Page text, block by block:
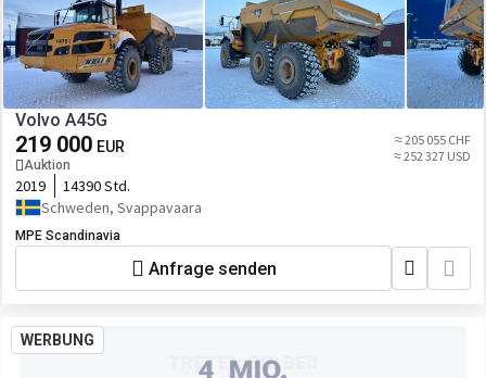
Volvo A45G
219 000 EUR
Auktion
≈ 205 055 CHF
≈ 252 327 USD
2019
14390 Std.
Schweden, Svappavaara
MPE Scandinavia
Anfrage senden
WERBUNG